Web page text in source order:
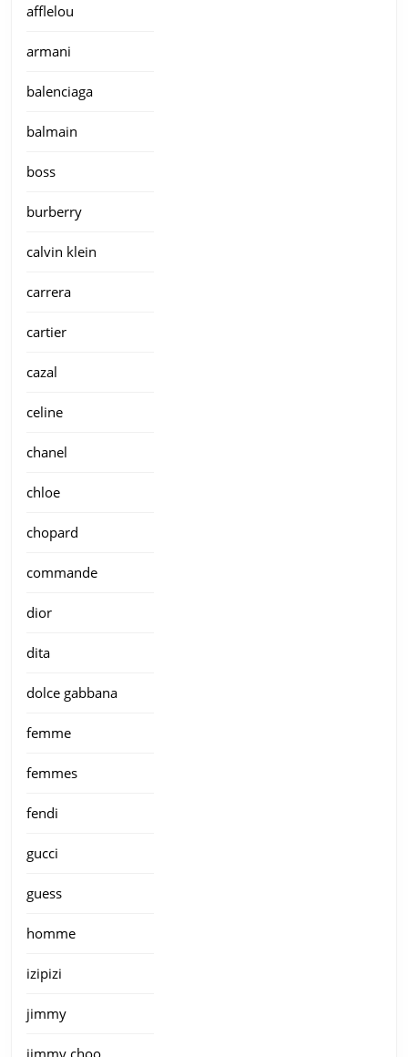
afflelou
armani
balenciaga
balmain
boss
burberry
calvin klein
carrera
cartier
cazal
celine
chanel
chloe
chopard
commande
dior
dita
dolce gabbana
femme
femmes
fendi
gucci
guess
homme
izipizi
jimmy
jimmy choo